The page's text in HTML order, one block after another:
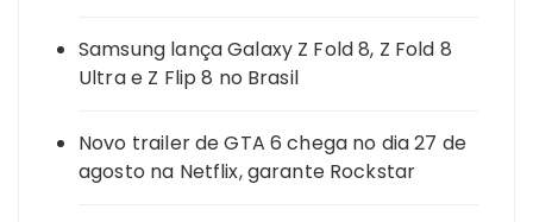
Samsung lança Galaxy Z Fold 8, Z Fold 8
Ultra e Z Flip 8 no Brasil
Novo trailer de GTA 6 chega no dia 27 de
agosto na Netflix, garante Rockstar